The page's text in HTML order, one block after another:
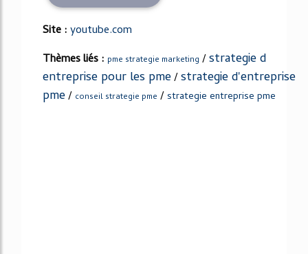
Site :youtube.com
Thèmes liés : pme strategie marketing /strategie d
entreprise pour les pme/strategie d'entreprise
pme/ conseil strategie pme /strategie entreprise pme